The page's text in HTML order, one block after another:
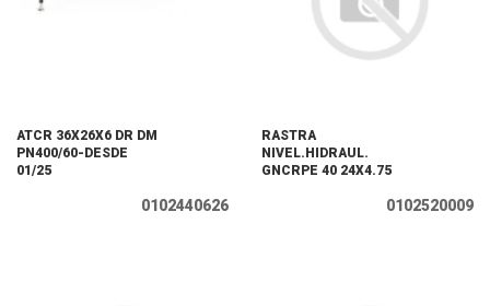
ATCR 36X26X6 DR DM
PN400/60-DESDE
01/25
0102440626
RASTRA
NIVEL.HIDRAUL.
GNCRPE 40 24X4.75
0102520009